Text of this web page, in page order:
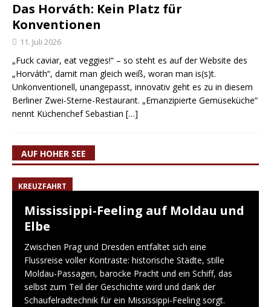
Das Horváth: Kein Platz für
Konventionen
11. Juli 2026
„Fuck caviar, eat veggies!“ – so steht es auf der Website des
„Horváth“, damit man gleich weiß, woran man is(s)t.
Unkonventionell, unangepasst, innovativ geht es zu in diesem
Berliner Zwei-Sterne-Restaurant. „Emanzipierte Gemüseküche“
nennt Küchenchef Sebastian […]
AUF HOHER SEE
KREUZFAHRT
Mississippi-Feeling auf Moldau und
Elbe
Zwischen Prag und Dresden entfaltet sich eine
Flussreise voller Kontraste: historische Städte, stille
Moldau-Passagen, barocke Pracht und ein Schiff, das
selbst zum Teil der Geschichte wird und dank der
Schaufelradtechnik für ein Mississippi-Feeling sorgt.